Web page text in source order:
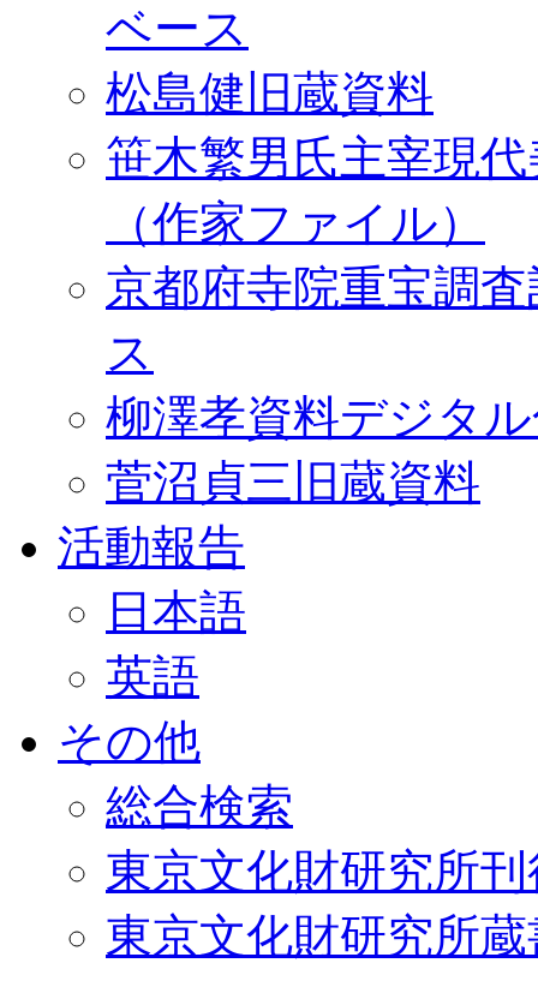
ベース
松島健旧蔵資料
笹木繁男氏主宰現
（作家ファイル）
京都府寺院重宝調
ス
柳澤孝資料デジタ
菅沼貞三旧蔵資料
活動報告
日本語
英語
その他
総合検索
東京文化財研究所
東京文化財研究所